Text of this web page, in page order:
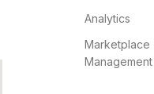
Analytics
Marketplace
Management